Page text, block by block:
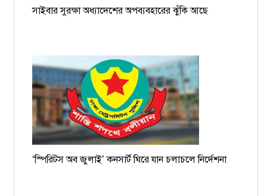
সাইবার সুরক্ষা অধ্যাদেশের অপব্যবহারের ঝুঁকি আছে
‘স্পিরিটস অব জুলাই’ কনসার্ট ঘিরে যান চলাচলে নির্দেশনা